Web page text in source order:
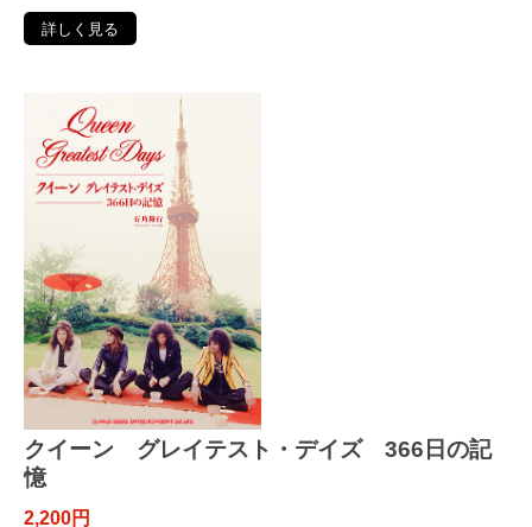
詳しく見る
クイーン グレイテスト・デイズ 366日の記
憶
2,200円